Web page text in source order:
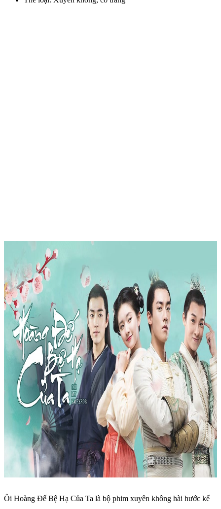
Ôi Hoàng Đế Bệ Hạ Của Ta là bộ phim xuyên không hài hước kể